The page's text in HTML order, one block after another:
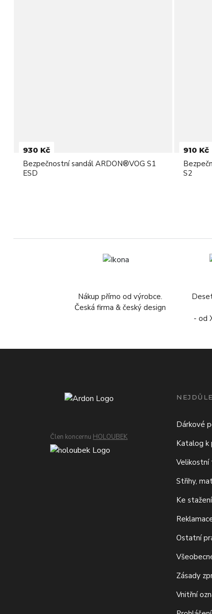
930 Kč
Bezpečnostní sandál ARDON®VOG S1
ESD
910 Kč
S2
Nákup přímo od výrobce.
Česká firma & český design
- od
Člen koncernu HOLOUBEK
Dárkové
Katalog k
Velikostní
Střihy,
Ke stažení
Ostatní
Zásady
Vnitřní